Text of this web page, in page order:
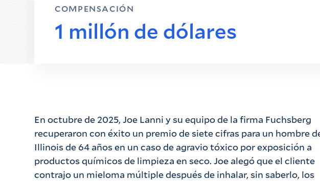
COMPENSACIÓN
1 millón de dólares
En octubre de 2025, Joe Lanni y su equipo de la firma Fuchsberg
recuperaron con éxito un premio de siete cifras para un hombre
Illinois de 64 años en un caso de agravio tóxico por exposición a
productos químicos de limpieza en seco. Joe alegó que el cliente
contrajo un mieloma múltiple después de inhalar, sin saberlo, los